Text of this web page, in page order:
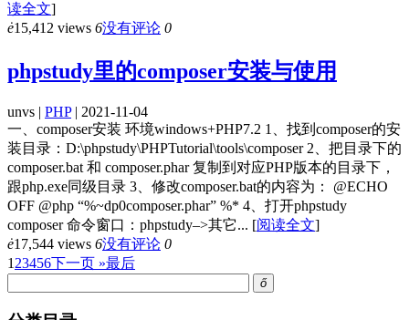
读全文]
ė15,412 views 6没有评论 0
phpstudy里的composer安装与使用
unvs | PHP| 2021-11-04
一、composer安装 环境windows+PHP7.2 1、找到composer的安
装目录：D:\phpstudy\PHPTutorial\tools\composer 2、把目录下的
composer.bat 和 composer.phar 复制到对应PHP版本的目录下，
跟php.exe同级目录 3、修改composer.bat的内容为： @ECHO
OFF @php “%~dp0composer.phar” %* 4、打开phpstudy
composer 命令窗口：phpstudy–>其它... [阅读全文]
ė17,544 views 6没有评论 0
1 23456下一页 »最后
ő